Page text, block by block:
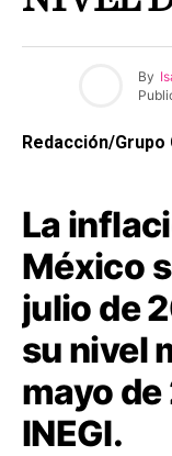
By
Redacción/Grupo
La
México
julio de
su nivel
mayo
INEGI.